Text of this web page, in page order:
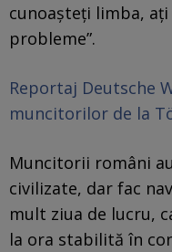
cunoașteți limba,
probleme”.
Reportaj Deutsche
muncitorilor de la
Muncitorii români
civilizate, dar fac
mult ziua de lucru,
la ora stabilită în